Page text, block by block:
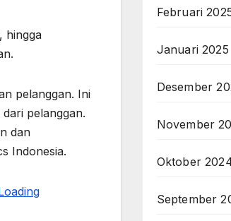
hingga
pelanggan. Ini
pelanggan.
dan
Indonesia.
Februari
Januari 2025
Desember
November
Oktober
September